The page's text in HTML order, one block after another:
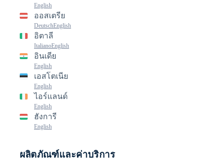
English
ออสเตรีย
DeutschEnglish
อิตาลี
ItalianoEnglish
อินเดีย
English
เอสโตเนีย
English
ไอร์แลนด์
English
ฮังการี
English
ผลิตภัณฑ์และค่าบริการ